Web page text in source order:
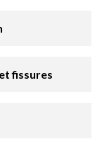
fissures